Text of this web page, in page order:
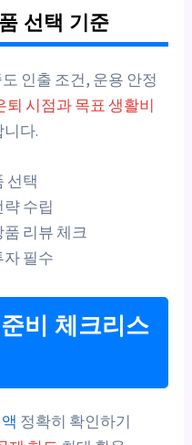
선택 기준
인출 조건, 운용 안정
퇴 시점과 목표 생활비
다.
선택
수립
리뷰 체크
자 필수
비 체크리스
정확히 확인하기